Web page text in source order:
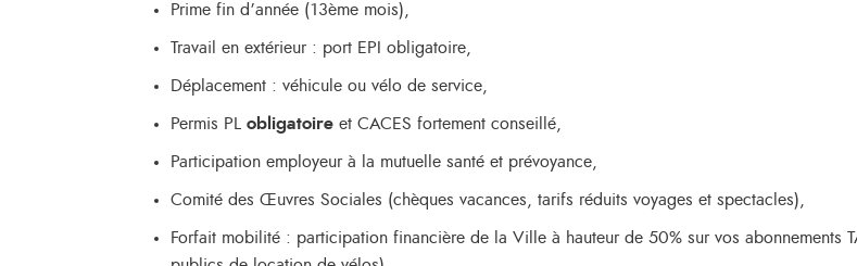
Prime fin d’année (13ème mois),
Travail en extérieur : port EPI obligatoire,
Déplacement : véhicule ou vélo de service,
Permis PL obligatoire et CACES fortement conseillé,
Participation employeur à la mutuelle santé et prévoyance,
Comité des Œuvres Sociales (chèques vacances, tarifs réduits voyages et spectacles),
Forfait mobilité : participation financière de la Ville à hauteur de 50% sur vos abonnements